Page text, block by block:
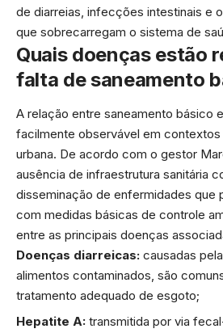
de diarreias, infecções intestinais e
que sobrecarregam o sistema de
Quais doenças estão
falta de saneamento
A relação entre saneamento básico
facilmente observável em contextos
urbana. De acordo com o gestor
ausência de infraestrutura sanitária
disseminação de enfermidades que
com medidas básicas de controle
entre as principais doenças
Doenças diarreicas: causadas
alimentos contaminados, são
tratamento adequado de esgoto;
Hepatite A: transmitida por via